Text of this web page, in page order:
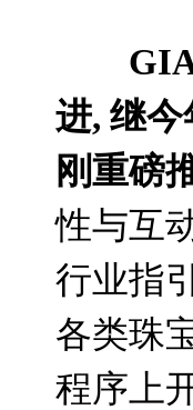
进, 继今
刚重磅
性与互
行业指
各类珠
程序上